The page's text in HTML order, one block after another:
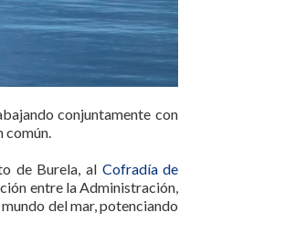
conjuntamente con
común.
de Burela, al Cofradía de
entre la Administración,
del mar, potenciando